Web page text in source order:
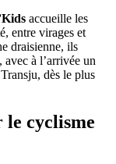
accueille les
entre virages et
draisienne, ils
avec à l’arrivée un
dès le plus
le cyclisme